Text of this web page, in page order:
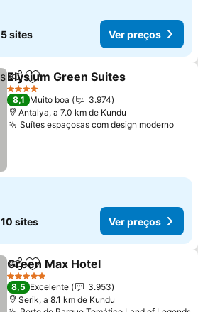
5 sites Ver preços
PartilharAdicionar aos favoritos
Elysium Green Suites
4 Estrelas
8,1 Muito boa
3.974
Antalya, a 7.0 km de Kundu
Suítes espaçosas com design modernoVer
10 sites Ver preços
PartilharAdicionar aos favoritos
Green Max Hotel
5 Estrelas
8,5 Excelente
3.953
Serik, a 8.1 km de Kundu